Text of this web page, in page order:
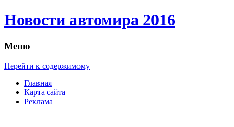
Новости автомира 2016
Меню
Перейти к содержимому
Главная
Карта сайта
Реклама